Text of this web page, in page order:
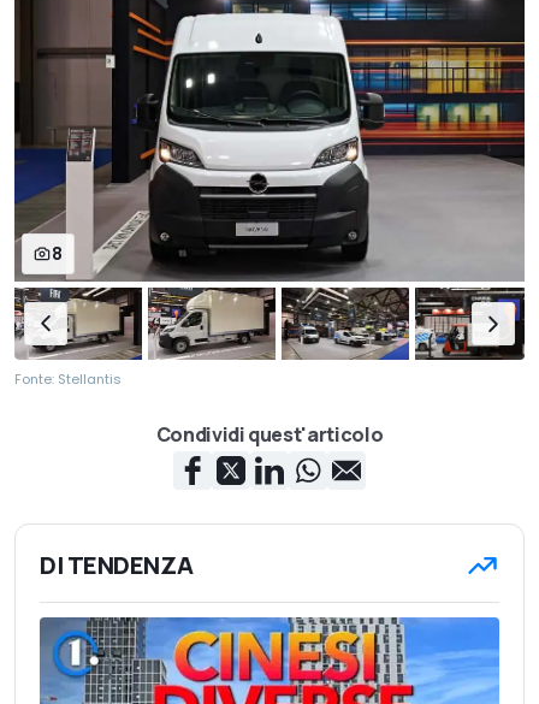
8
Fonte: Stellantis
Condividi quest'articolo
DI TENDENZA